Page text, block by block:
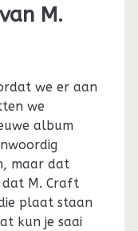
M.
we er aan
we
album
maar dat
dat M. Craft
plaat staan
kun je saai